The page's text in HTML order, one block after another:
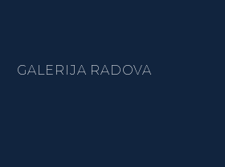
GALERIJA RADOVA